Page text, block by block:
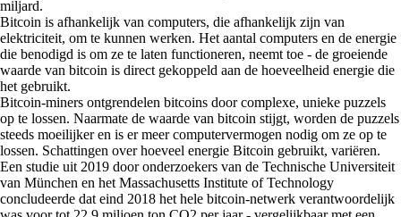
miljard.
Bitcoin is afhankelijk van computers, die afhankelijk zijn van
elektriciteit, om te kunnen werken. Het aantal computers en de energie
die benodigd is om ze te laten functioneren, neemt toe - de groeiende
waarde van bitcoin is direct gekoppeld aan de hoeveelheid energie die
het gebruikt.
Bitcoin-miners ontgrendelen bitcoins door complexe, unieke puzzels
op te lossen. Naarmate de waarde van bitcoin stijgt, worden de puzzels
steeds moeilijker en is er meer computervermogen nodig om ze op te
lossen. Schattingen over hoeveel energie Bitcoin gebruikt, variëren.
Een studie uit 2019 door onderzoekers van de Technische Universiteit
van München en het Massachusetts Institute of Technology
concludeerde dat eind 2018 het hele bitcoin-netwerk verantwoordelijk